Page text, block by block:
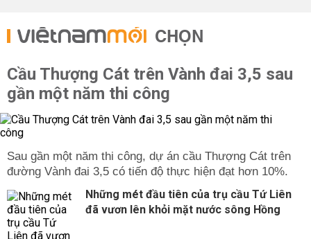
CHỌN
Cầu Thượng Cát trên Vành đai 3,5 sau
gần một năm thi công
Sau gần một năm thi công, dự án cầu Thượng Cát trên
đường Vành đai 3,5 có tiến độ thực hiện đạt hơn 10%.
Những mét đầu tiên của trụ cầu Tứ Liên
đã vươn lên khỏi mặt nước sông Hồng